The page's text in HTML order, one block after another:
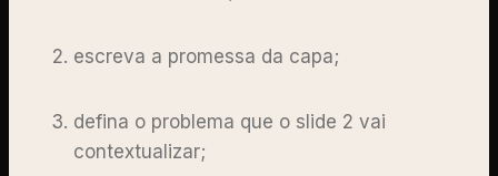
escreva a promessa da capa;
defina o problema que o slide 2 vai
contextualizar;